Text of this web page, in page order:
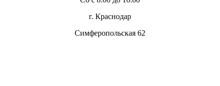
г. Краснодар
Симферопольская 62